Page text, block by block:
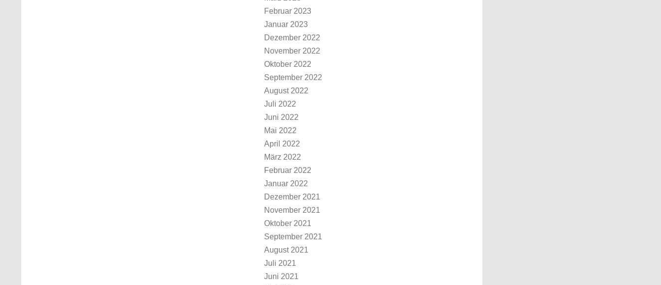
Februar 2023
Januar 2023
Dezember 2022
November 2022
Oktober 2022
September 2022
August 2022
Juli 2022
Juni 2022
Mai 2022
April 2022
März 2022
Februar 2022
Januar 2022
Dezember 2021
November 2021
Oktober 2021
September 2021
August 2021
Juli 2021
Juni 2021